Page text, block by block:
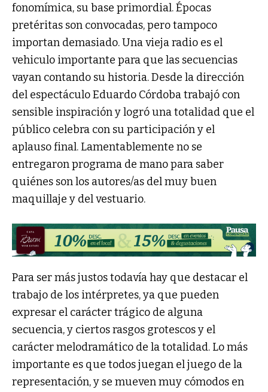
fonomímica, su base primordial. Épocas
pretéritas son convocadas, pero tampoco
importan demasiado. Una vieja radio es el
vehiculo importante para que las secuencias
vayan contando su historia. Desde la dirección
del espectáculo Eduardo Córdoba trabajó con
sensible inspiración y logró una totalidad que el
público celebra con su participación y el
aplauso final. Lamentablemente no se
entregaron programa de mano para saber
quiénes son los autores/as del muy buen
maquillaje y del vestuario.
Para ser más justos todavía hay que destacar el
trabajo de los intérpretes, ya que pueden
expresar el carácter trágico de alguna
secuencia, y ciertos rasgos grotescos y el
carácter melodramático de la totalidad. Lo más
importante es que todos juegan el juego de la
representación, y se mueven muy cómodos en